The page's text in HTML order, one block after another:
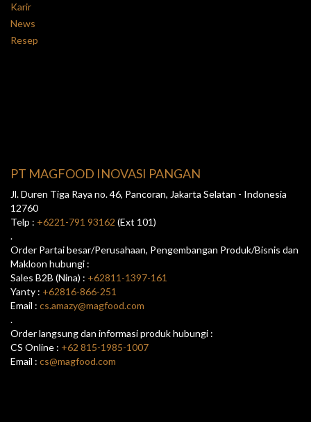
Karir
News
Resep
PT MAGFOOD INOVASI PANGAN
Jl. Duren Tiga Raya no. 46, Pancoran, Jakarta Selatan - Indonesia
12760
Telp : +6221-791 93162 (Ext 101)
.
Order Partai besar/Perusahaan, Pengembangan Produk/Bisnis dan
Makloon hubungi :
Sales B2B (Nina) : +62811-1397-161
Yanty : +62816-866-251
Email : cs.amazy@magfood.com
.
Order langsung dan informasi produk hubungi :
CS Online : +62 815-1985-1007
Email : cs@magfood.com